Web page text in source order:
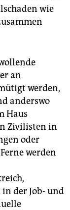
wie
an
werden,
anderswo
Haus
Zivilisten in
oder
werden
der Job- und